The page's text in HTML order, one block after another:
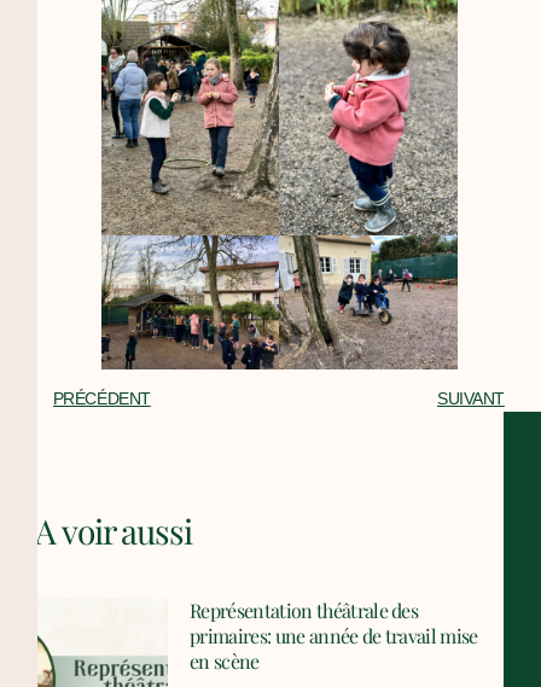
PRÉCÉDENT SUIVANT
A voir aussi
Représentation théâtrale des
primaires: une année de travail mise
en scène